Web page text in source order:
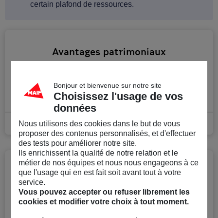
certain plafond de ressources.
Avantages patrimoniaux
nue-propriété.
En savoir plus
Points d’attention
Retrouvez ici tous les points d'attention de la nue-
propriété.
Bonjour et bienvenue sur notre site
Choisissez l'usage de vos
données
Nous utilisons des cookies dans le but de vous
proposer des contenus personnalisés, et d'effectuer
des tests pour améliorer notre site.
Ils enrichissent la qualité de notre relation et le
métier de nos équipes et nous nous engageons à ce
que l'usage qui en est fait soit avant tout à votre
service.
Vous pouvez accepter ou refuser librement les
cookies et modifier votre choix à tout moment.